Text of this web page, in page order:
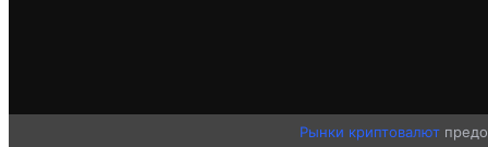
Рынки криптовалют